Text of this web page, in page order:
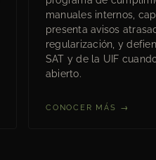
manuales internos,
presenta avisos
regularización, y
SAT y de la UIF
abierto.
CONOCER MÁS →